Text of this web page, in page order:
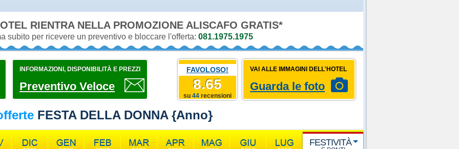
RIENTRA NELLA PROMOZIONE ALISCAFO GRATIS*
subito per ricevere un preventivo e bloccare l'offerta: 081.1975.1975
VAI ALLE IMMAGINI DELL'HOTEL
Guarda le foto
FAVOLOSO!
8.65
su 44 recensioni
INFORMAZIONI, DISPONIBILITÀ E PREZZI
Preventivo Veloce
FESTA DELLA DONNA {anno}
FESTIVITÀ